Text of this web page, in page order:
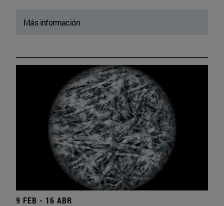
Más información
9 FEB - 16 ABR